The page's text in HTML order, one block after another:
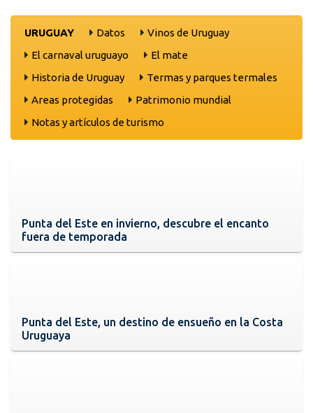
URUGUAY Datos
Vinos de Uruguay
El carnaval uruguayo
El mate
Historia de Uruguay
Termas y parques termales
Areas protegidas
Patrimonio mundial
Notas y artículos de turismo
Punta del Este en invierno, descubre el encanto
fuera de temporada
Punta del Este, un destino de ensueño en la Costa
Uruguaya